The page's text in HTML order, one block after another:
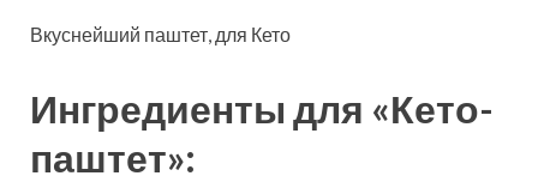
Вкуснейший паштет, для Кето
Ингредиенты для «Кето-
паштет»: